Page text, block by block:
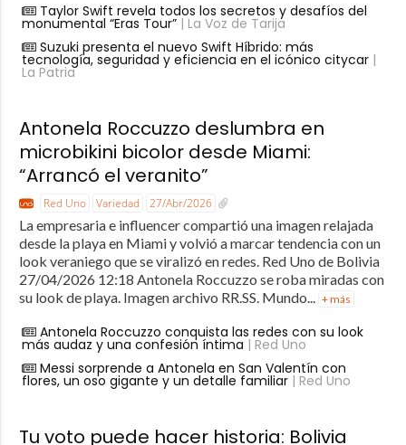
Taylor Swift revela todos los secretos y desafíos del
monumental “Eras Tour”| La Voz de Tarija
Suzuki presenta el nuevo Swift Híbrido: más
tecnología, seguridad y eficiencia en el icónico citycar|
La Patria
Antonela Roccuzzo deslumbra en
microbikini bicolor desde Miami:
“Arrancó el veranito”
Red Uno Variedad 27/Abr/2026
La empresaria e influencer compartió una imagen relajada
desde la playa en Miami y volvió a marcar tendencia con un
look veraniego que se viralizó en redes. Red Uno de Bolivia
27/04/2026 12:18 Antonela Roccuzzo se roba miradas con
su look de playa. Imagen archivo RR.SS. Mundo...
+ más
Antonela Roccuzzo conquista las redes con su look
más audaz y una confesión íntima | Red Uno
Messi sorprende a Antonela en San Valentín con
flores, un oso gigante y un detalle familiar| Red Uno
Tu voto puede hacer historia: Bolivia